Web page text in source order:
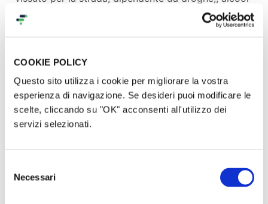
COOKIE POLICY
Questo sito utilizza i cookie per migliorare la vostra
esperienza di navigazione. Se desideri puoi modificare le
scelte, cliccando su "OK" acconsenti all'utilizzo dei
servizi selezionati.
delNecessari
e prostituzione. Diventato capobanda e destinato
alla morte precoce, viene invitato in chiesa per
viene salvato da Dio e diventa un missionario.
Attualmente il Pastore Santos ha un canale youtube
"@pastorealdemirsantos" seguito da tantissime
persone in Italia e all'Estero. Il Pastore Santos sta
guidando tantissime anime al risveglio, alla